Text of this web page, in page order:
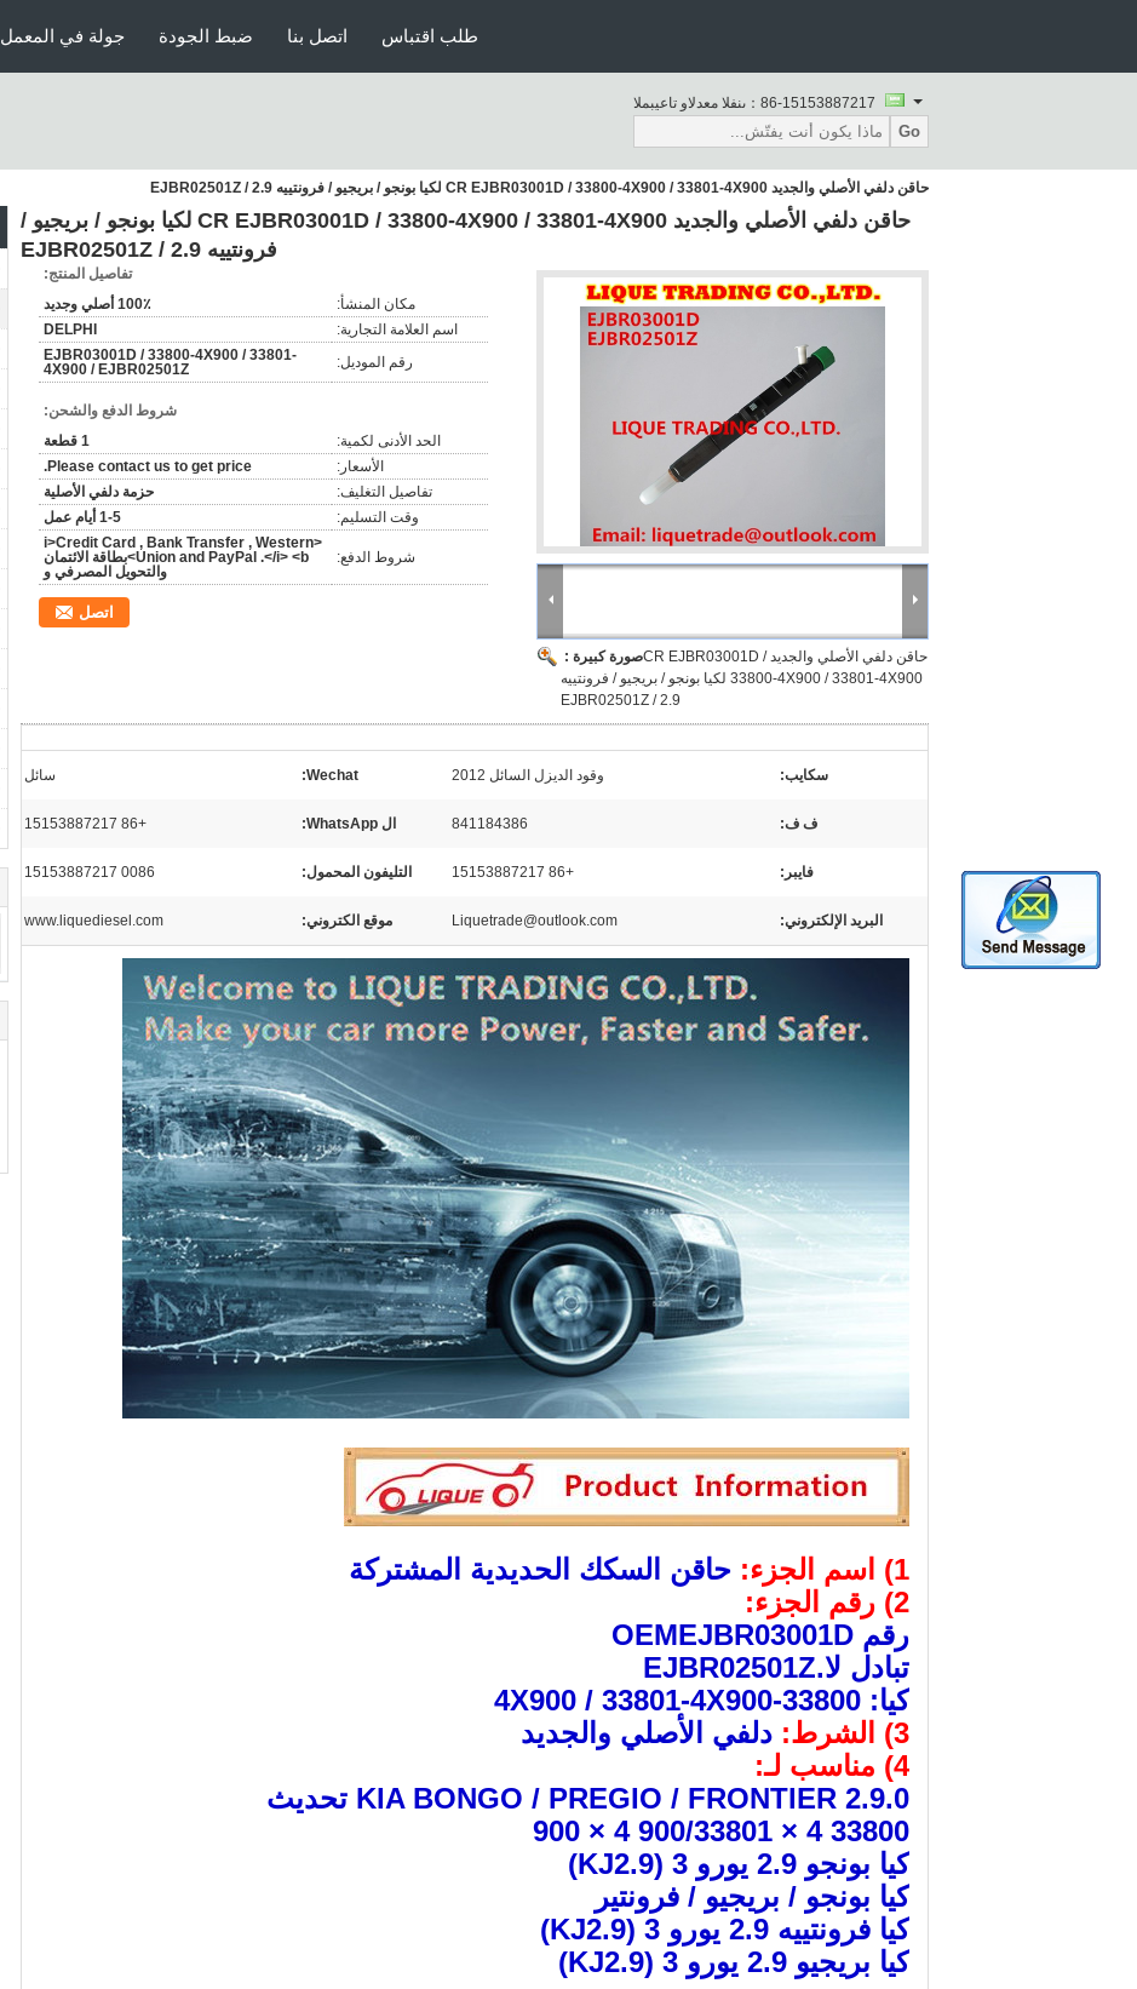
جولة في المعمل ضبط الجودة اتصل بنا طلب اقتباس
المبيعات والدعم الفنى： 86-15153887217
Go
حاقن دلفي الأصلي والجديد CR EJBR03001D / 33800-4X900 / 33801-4X900 لكيا بونجو / بريجيو / فرونتييه 2.9 / EJBR02501Z
حاقن دلفي الأصلي والجديد CR EJBR03001D / 33800-4X900 / 33801-4X900 لكيا بونجو / بريجيو /
فرونتييه 2.9 / EJBR02501Z
صورة كبيرة :حاقن دلفي الأصلي والجديد CR EJBR03001D /
33800-4X900 / 33801-4X900 لكيا بونجو / بريجيو / فرونتييه
2.9 / EJBR02501Z
تفاصيل المنتج:
مكان المنشأ:
100٪ أصلي وجديد
اسم العلامة التجارية:
DELPHI
رقم الموديل:
EJBR03001D / 33800-4X900 / 33801-
4X900 / EJBR02501Z
شروط الدفع والشحن:
الحد الأدنى لكمية:
1 قطعة
الأسعار:
Please contact us to get price.
تفاصيل التغليف:
حزمة دلفي الأصلية
وقت التسليم:
1-5 أيام عمل
شروط الدفع:
<i>Credit Card , Bank Transfer , Western
Union and PayPal .</i> <b>بطاقة الائتمان
والتحويل المصرفي و
اتصل
سكايب: وقود الديزل السائل 2012 Wechat: سائل
ف ف: 841184386 ال WhatsApp: +86 15153887217
فايبر: +86 15153887217 التليفون المحمول: 0086 15153887217
البريد الإلكتروني: Liquetrade@outlook.com موقع الكتروني: www.liquediesel.com
1) اسم الجزء:
حاقن السكك الحديدية المشتركة
2) رقم الجزء:
رقم OEMEJBR03001D
تبادل لا.EJBR02501Z
كيا: 33800-4X900 / 33801-4X900
3) الشرط:
دلفي الأصلي والجديد
4) مناسب لـ:
KIA BONGO / PREGIO / FRONTIER 2.9.0 تحديث
33800 4 × 900/33801 4 × 900
كيا بونجو 2.9 يورو 3 (KJ2.9)
كيا بونجو / بريجيو / فرونتير
كيا فرونتييه 2.9 يورو 3 (KJ2.9)
كيا بريجيو 2.9 يورو 3 (KJ2.9)